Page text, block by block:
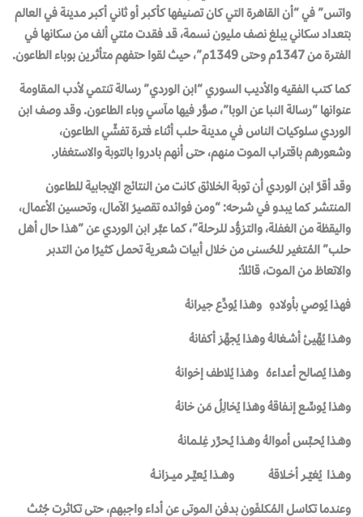
واتس” في “أن القاهرة التي كان تصنيفها كأكبر أو ثاني أكبر مدينة في العالم
بتعداد سكاني يبلغ نصف مليون نسمة، قد فقدت مئتي ألف من سكانها في
الفترة من 1347م وحتى 1349م”، حيث لقوا حتفهم متأثرين بوباء الطاعون.
كما كتب الفقيه والأديب السوري “ابن الوردي” رسالة تنتمي لأدب المقاومة
عنوانها “رسالة النبا عن الوبا”، صوَّر فيها مآسي وباء الطاعون. وقد وصف ابن
الوردي سلوكيات الناس في مدينة حلب أثناء فترة تفشّي الطاعون،
وشعورهم باقتراب الموت منهم، حتى أنهم بادروا بالتوبة والاستغفار.
وقد أقرَّ ابن الوردي أن توبة الخلائق كانت من النتائج الإيجابية للطاعون
المنتشر كما يبدو في شرحه: “ومن فوائده تقصيرُ الآمال، وتحسين الأعمال،
واليقظة من الغفلة، والتزوُّد للرحلة”، كما عبَّر ابن الوردي عن “هذا حال أهل
حلب” المُتغير للحُسنى من خلال أبيات شعرية تحمل كثيرًا من التدبر
والاتعاظ من الموت، قائلاً:
فهذا يُوصي بأولادهِ وهذا يُودِّع جيرانهُ
وهـذا يُهِّيـئ أشــغالهُ وهذا يُجهِّز أكفانهُ
وهذا يُصالح أعداءهُ وهذا يُلاطف إخوانهُ
وهذا يُـوسِّــع إنــفاقهُ وهذا يُخالِلُ مَن خانهُ
وهــذا يُحــبِّس أموالهُ وهــذا يُــحرِّر غِلــمانهُ
وهــذا يُغيّــر أخــلاقهُ وهـــذا يُـعيِّــر ميـــزانـــهُ
وعندما تكاسل المُكلفَون بدفن الموتى عن أداء واجبهم، حتى تكاثرت جُثث